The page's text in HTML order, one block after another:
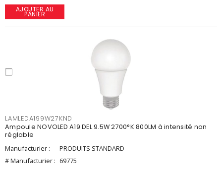
AJOUTER AU
PANIER
LAMLEDA199W27KND
Ampoule NOVOLED A19 DEL 9.5W 2700°K 800LM à intensité non
réglable
Manufacturier :
PRODUITS STANDARD
# Manufacturier : 69775